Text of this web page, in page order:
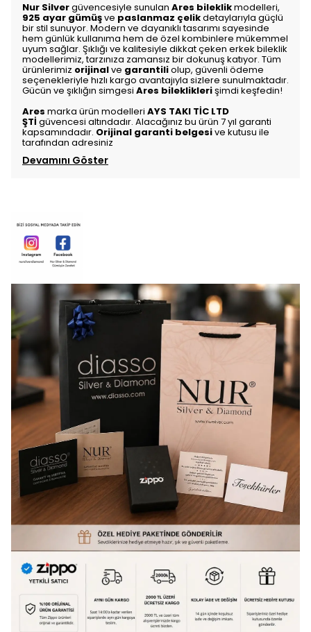
Nur Silvergüvencesiyle sunulan Ares bileklikmodelleri,
925 ayar gümüşve paslanmaz çelikdetaylarıyla güçlü
bir stil sunuyor. Modern ve dayanıklı tasarımı sayesinde
hem günlük kullanıma hem de özel kombinlere mükemmel
uyum sağlar. Şıklığı ve kalitesiyle dikkat çeken erkek bileklik
modellerimiz, tarzınıza zamansız bir dokunuş katıyor. Tüm
ürünlerimiz orijinalve garantiliolup, güvenli ödeme
seçenekleriyle hızlı kargo avantajıyla sizlere sunulmaktadır.
Gücün ve şıklığın simgesi Ares bilekliklerişimdi keşfedin!
Ares marka ürün modelleri AYS TAKI TİC LTD
ŞTİ güvencesi altındadır. Alacağınız bu ürün 7 yıl garanti
kapsamındadır. Orijinal garanti belgesive kutusu ile
tarafından adresiniz
Devamını Göster